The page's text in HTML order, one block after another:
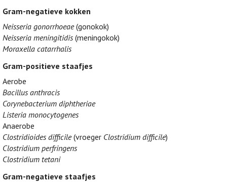
Gram-negatieve kokken
Neisseria gonorrhoeae(gonokok)
Neisseria meningitidis (meningokok)
Moraxella catarrhalis
Gram-positieve staafjes
Aerobe
Bacillus anthracis
Corynebacterium diphtheriae
Listeria monocytogenes
Anaerobe
Clostridioides difficile(vroeger Clostridium difficile)
Clostridium perfringens
Clostridium tetani
Gram-negatieve staafjes